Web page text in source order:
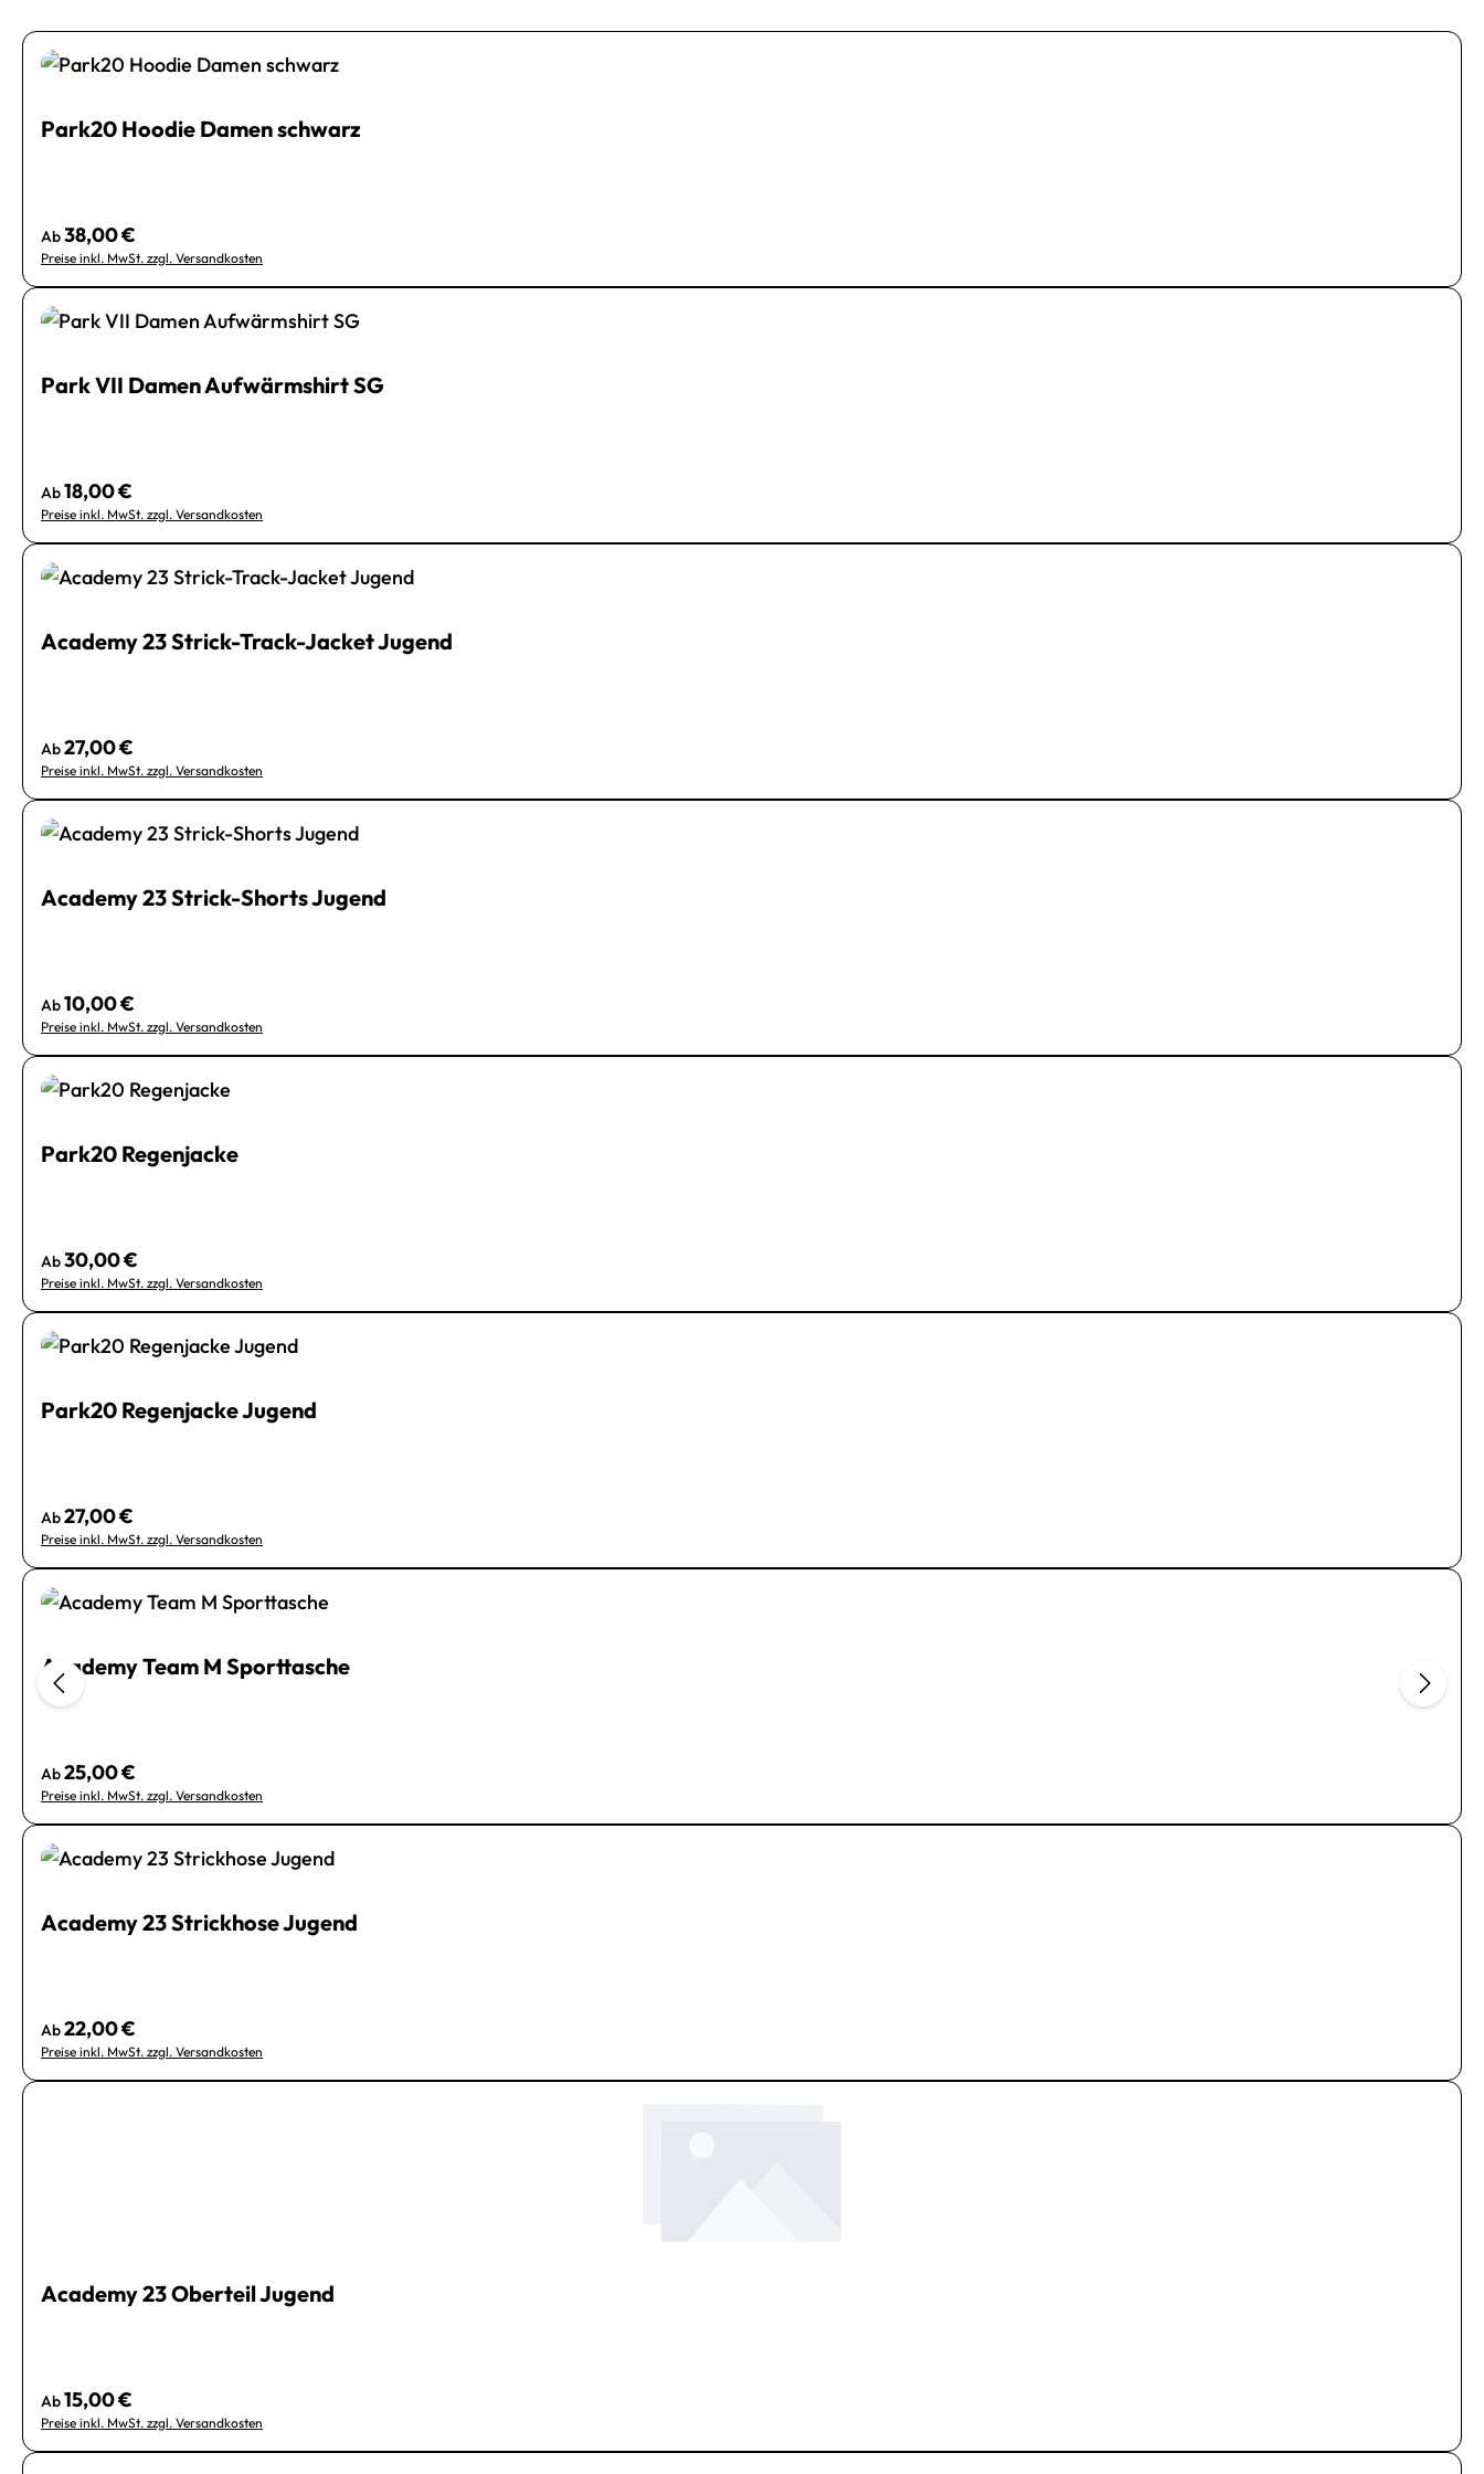
Park20 Hoodie Damen schwarz
Regulärer Preis:
Ab38,00 €
Preise inkl. MwSt. zzgl. Versandkosten
Park VII Damen Aufwärmshirt SG
Regulärer Preis:
Ab18,00 €
Preise inkl. MwSt. zzgl. Versandkosten
Academy 23 Strick-Track-Jacket Jugend
Regulärer Preis:
Ab27,00 €
Preise inkl. MwSt. zzgl. Versandkosten
Academy 23 Strick-Shorts Jugend
Regulärer Preis:
Ab10,00 €
Preise inkl. MwSt. zzgl. Versandkosten
Park20 Regenjacke
Regulärer Preis:
Ab30,00 €
Preise inkl. MwSt. zzgl. Versandkosten
Park20 Regenjacke Jugend
Regulärer Preis:
Ab27,00 €
Preise inkl. MwSt. zzgl. Versandkosten
Academy Team M Sporttasche
Regulärer Preis:
Ab25,00 €
Preise inkl. MwSt. zzgl. Versandkosten
Academy 23 Strickhose Jugend
Regulärer Preis:
Ab22,00 €
Preise inkl. MwSt. zzgl. Versandkosten
Academy 23 Oberteil Jugend
Regulärer Preis:
Ab15,00 €
Preise inkl. MwSt. zzgl. Versandkosten